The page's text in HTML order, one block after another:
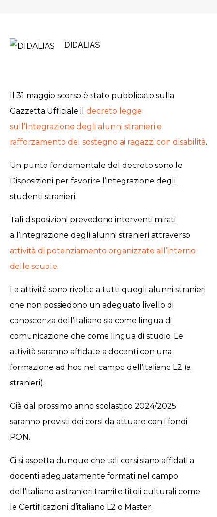
DIDALIAS
Il 31 maggio scorso è stato pubblicato sulla
Gazzetta Ufficiale il decreto legge
sull’Integrazione degli alunni stranieri e
rafforzamento del sostegno ai ragazzi con disabilità.
Un punto fondamentale del decreto sono le
Disposizioni per favorire l’integrazione degli
studenti stranieri.
Tali disposizioni prevedono interventi mirati
all’integrazione degli alunni stranieri attraverso
attività di potenziamento organizzate all’interno
delle scuole.
Le attività sono rivolte a tutti quegli alunni stranieri
che non possiedono un adeguato livello di
conoscenza dell’italiano sia come lingua di
comunicazione che come lingua di studio. Le
attività saranno affidate a docenti con una
formazione ad hoc nel campo dell’italiano L2 (a
stranieri).
Già dal prossimo anno scolastico 2024/2025
saranno previsti dei corsi da attuare con i fondi
PON.
Ci si aspetta dunque che tali corsi siano affidati a
docenti adeguatamente formati nel campo
dell’italiano a stranieri tramite titoli culturali come
le Certificazioni d’italiano L2 o Master.